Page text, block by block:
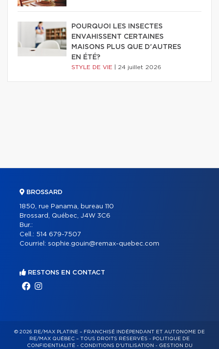
POURQUOI LES INSECTES
ENVAHISSENT CERTAINES
MAISONS PLUS QUE D'AUTRES
EN ÉTÉ?
STYLE DE VIE 24 juillet 2026
BROSSARD
1850, rue Panama, bureau 110
Brossard, Québec, J4W 3C6
Bur.:
Cell.: 514 679-7507
Courriel: sophie.gouin@remax-quebec.com
RESTONS EN CONTACT
© 2026 RE/MAX PLATINE – FRANCHISÉ INDÉPENDANT ET AUTONOME DE
RE/MAX QUÉBEC – TOUS DROITS RÉSERVÉS - POLITIQUE DE
CONFIDENTIALITÉ- CONDITIONS D'UTILISATION - GESTION DU